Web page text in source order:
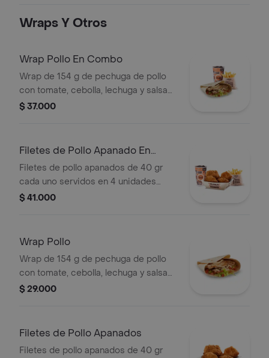
Wraps Y Otros
Wrap Pollo En Combo
Wrap de 154 g de pechuga de pollo
con tomate, cebolla, lechuga y salsa
blanca + papas medianas (corral o en
$ 37.000
Filetes de Pollo Apanado En
Combo
Filetes de pollo apanados de 40 gr
cada uno servidos en 4 unidades
acompañados de miel mostaza +
$ 41.000
Wrap Pollo
Wrap de 154 g de pechuga de pollo
con tomate, cebolla, lechuga y salsa
blanca
$ 29.000
Filetes de Pollo Apanados
Filetes de pollo apanados de 40 gr